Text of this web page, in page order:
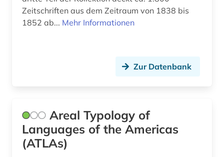
Zeitschriften aus dem Zeitraum von 1838 bis
1852 ab... Mehr Informationen
Zur Datenbank
Areal Typology of
Languages of the Americas
(ATLAs)